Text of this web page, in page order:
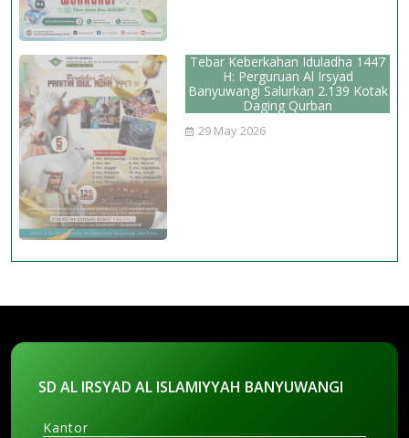
Tebar Keberkahan Iduladha 1447
H: Perguruan Al Irsyad
Banyuwangi Salurkan 2.139 Kotak
Daging Qurban
29 May 2026
SD AL IRSYAD AL ISLAMIYYAH BANYUWANGI
Kantor